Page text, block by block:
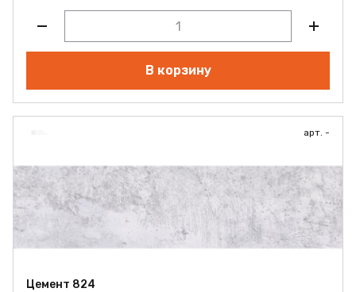
В корзину
арт. -
Цемент 824